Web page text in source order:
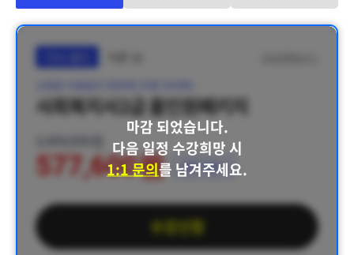
사회복지사2급 올인원패키지
577,600원 쿠폰 적용가
수강신청
마감 되었습니다.
다음 일정 수강희망 시
1:1 문의를 남겨주세요.